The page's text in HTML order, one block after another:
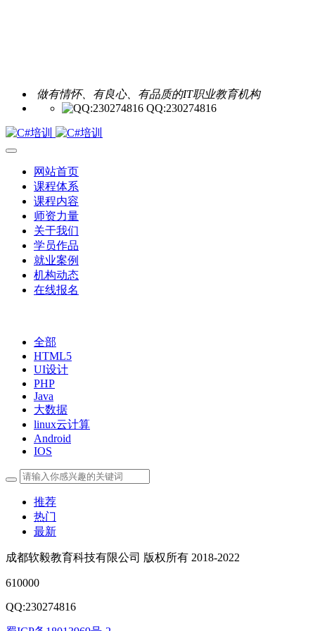
做有情怀、有良心、有品质的IT职业教育机构
QQ:230274816
网站首页
课程体系
课程内容
师资力量
关于我们
学员作品
就业案例
机构动态
在线报名
全部
HTML5
UI设计
PHP
Java
大数据
linux云计算
Android
IOS
推荐
热门
最新
成都软毅教育科技有限公司 版权所有 2018-2022
610000
QQ:230274816